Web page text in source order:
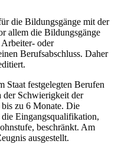
die Bildungsgänge mit der
allem die Bildungsgänge
oder
Berufsabschluss. Daher
Staat festgelegten Berufen
der Schwierigkeit der
zu 6 Monate. Die
Eingangsqualifikation,
beschränkt. Am
ausgestellt.